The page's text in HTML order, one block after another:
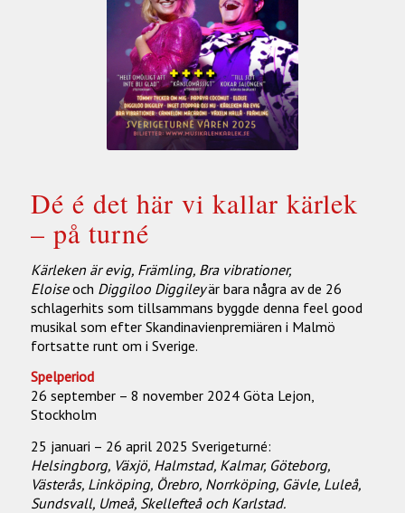
Dé é det här vi kallar kärlek
– på turné
Kärleken är evig, Främling, Bra vibrationer,
Eloiseoch Diggiloo Diggileyär bara några av de 26
schlagerhits som tillsammans byggde denna feel good
musikal som efter Skandinavienpremiären i Malmö
fortsatte runt om i Sverige.
Spelperiod
26 september – 8 november 2024 Göta Lejon,
Stockholm
25 januari – 26 april 2025 Sverigeturné:
Helsingborg, Växjö, Halmstad, Kalmar, Göteborg,
Västerås, Linköping, Örebro, Norrköping, Gävle, Luleå,
Sundsvall, Umeå, Skellefteå och Karlstad.